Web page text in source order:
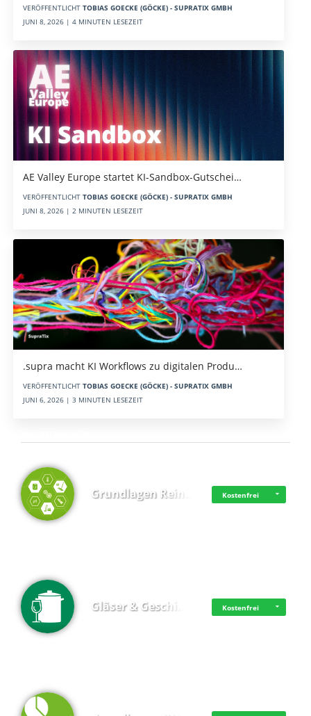
VERÖFFENTLICHT TOBIAS GOECKE (GÖCKE) - SUPRATIX GMBH
JUNI 8, 2026 | 4 MINUTEN LESEZEIT
AE Valley Europe startet KI-Sandbox-Gutschei…
VERÖFFENTLICHT TOBIAS GOECKE (GÖCKE) - SUPRATIX GMBH
JUNI 8, 2026 | 2 MINUTEN LESEZEIT
.supra macht KI Workflows zu digitalen Produ…
VERÖFFENTLICHT TOBIAS GOECKE (GÖCKE) - SUPRATIX GMBH
JUNI 6, 2026 | 3 MINUTEN LESEZEIT
Grundlagen Rein… Kostenfrei
Gläser & Geschi… Kostenfrei